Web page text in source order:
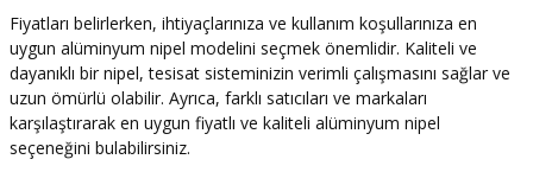
Fiyatları belirlerken, ihtiyaçlarınıza ve kullanım koşullarınıza en
uygun alüminyum nipel modelini seçmek önemlidir. Kaliteli ve
dayanıklı bir nipel, tesisat sisteminizin verimli çalışmasını sağlar ve
uzun ömürlü olabilir. Ayrıca, farklı satıcıları ve markaları
karşılaştırarak en uygun fiyatlı ve kaliteli alüminyum nipel
seçeneğini bulabilirsiniz.